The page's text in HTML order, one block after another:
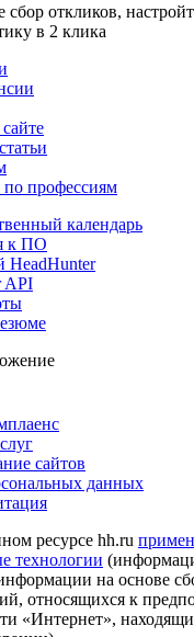
сбор откликов,
в 2 клика
профессиям
календарь
к ПО
HeadHunter
API
сайтов
данных
ресурсе hh.ru
технологии
на основе
относящихся к
«Интернет»,